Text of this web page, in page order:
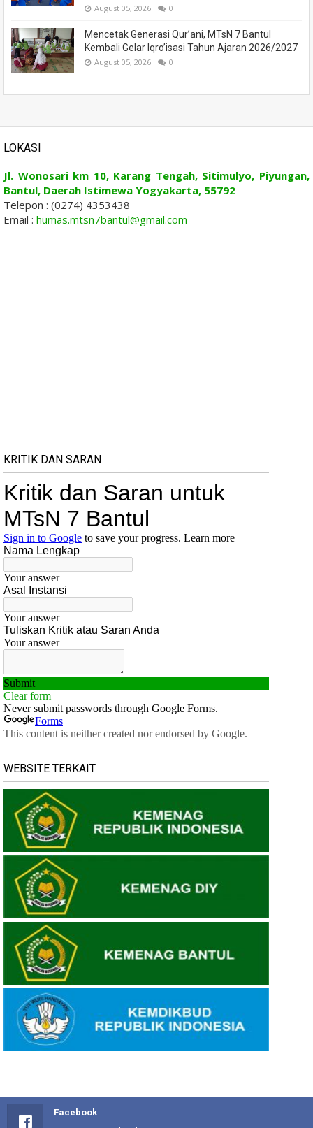
August 05, 2026 0
Mencetak Generasi Qur’ani, MTsN 7 Bantul
Kembali Gelar Iqro’isasi Tahun Ajaran 2026/2027
August 05, 2026 0
LOKASI
Jl. Wonosari km 10, Karang Tengah, Sitimulyo, Piyungan,
Bantul, Daerah Istimewa Yogyakarta, 55792
Telepon : (0274) 4353438
Email : humas.mtsn7bantul@gmail.com
KRITIK DAN SARAN
WEBSITE TERKAIT
Facebook